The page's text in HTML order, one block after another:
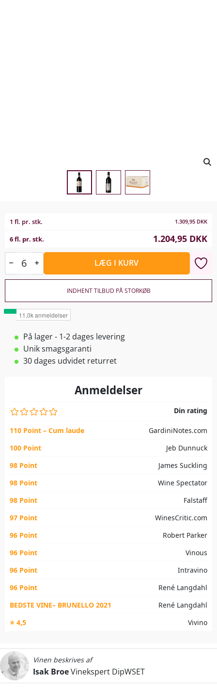
1 fl. pr. stk. 1.309,95 DKK
6 fl. pr. stk. 1.204,95 DKK
LÆG I KURV
INDHENT TILBUD PÅ STORKØB
På lager - 1-2 dages levering
Unik smagsgaranti
30 dages udvidet returret
Anmeldelser
Din rating
110 Point – Cum laude
GardiniNotes.com
100 Point
Jeb Dunnuck
98 Point
James Suckling
98 Point
Wine Spectator
98 Point
Falstaff
97 Point
WinesCritic.com
96 Point
Robert Parker
96 Point
Vinous
96 Point
Intravino
96 Point
René Langdahl
BEDSTE VINE– BRUNELLO 2021
René Langdahl
⭐ 4,5
Vivino
Vinen beskrives af
Isak BroeVinekspert DipWSET